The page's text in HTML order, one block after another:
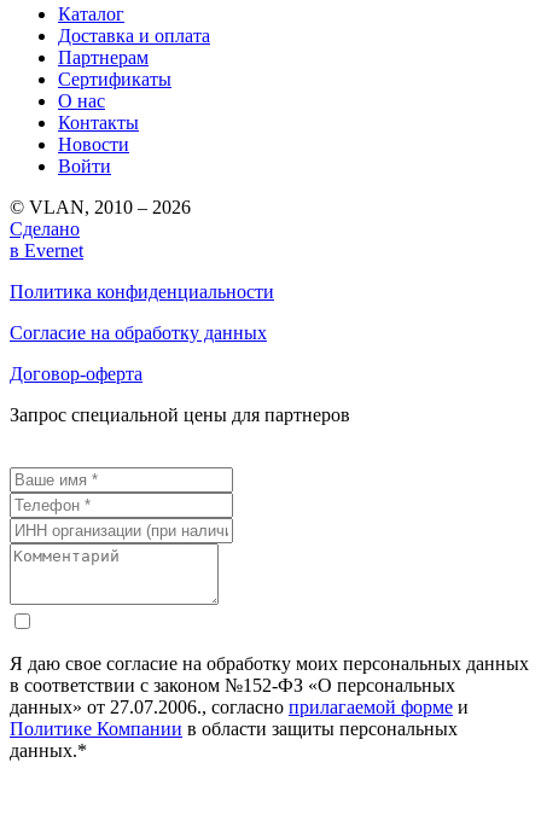
Каталог
Доставка и оплата
Партнерам
Сертификаты
О нас
Контакты
Новости
Войти
© VLAN, 2010 – 2026
Сделано
в Evernet
Политика конфиденциальности
Согласие на обработку данных
Договор-оферта
Запрос специальной цены для партнеров
Я даю свое согласие на обработку моих персональных данных
в соответствии с законом №152-ФЗ «О персональных
данных» от 27.07.2006., согласно прилагаемой форме и
Политике Компании в области защиты персональных
данных.*